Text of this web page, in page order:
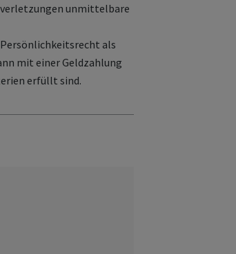
unmittelbare
als
mit einer Geldzahlung
erfüllt sind.